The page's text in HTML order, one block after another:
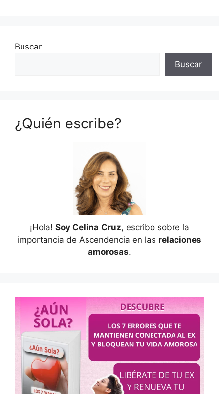
Buscar
Buscar
¿Quién escribe?
¡Hola! Soy Celina Cruz, escribo sobre la
importancia de Ascendencia en las relaciones
amorosas.